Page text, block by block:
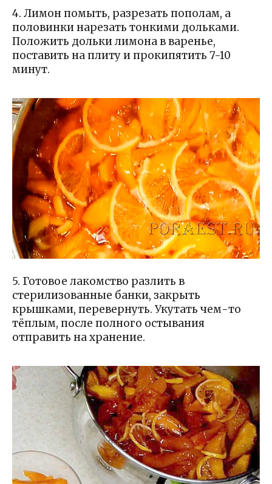
4. Лимон помыть, разрезать пополам, а
половинки нарезать тонкими дольками.
Положить дольки лимона в варенье,
поставить на плиту и прокипятить 7-10
минут.
5. Готовое лакомство разлить в
стерилизованные банки, закрыть
крышками, перевернуть. Укутать чем-то
тёплым, после полного остывания
отправить на хранение.